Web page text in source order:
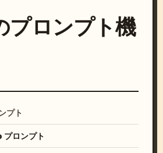
プロンプト機
プト
ロンプト